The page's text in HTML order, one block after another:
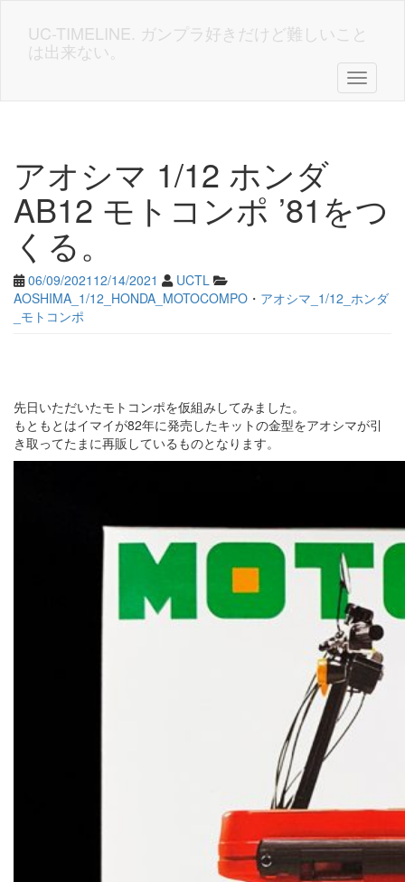
content
UC-TIMELINE. ガンプラ好きだけど難しいこと
は出来ない。
Toggle
アオシマ 1/12 ホンダ
AB12 モトコンポ ’81をつ
くる。
06/09/2021 12/14/2021
UCTL
AOSHIMA_1/12_HONDA_MOTOCOMPO ・ アオシマ_1/12_ホンダ
_モトコンポ
先日いただいたモトコンポを仮組みしてみました。
もともとはイマイが82年に発売したキットの金型をアオシマが引
き取ってたまに再販しているものとなります。